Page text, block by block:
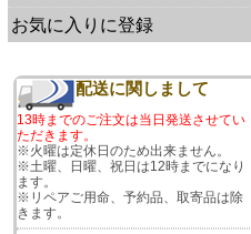
お気に入りに登録
配送に関しまして
13時までのご注文は当日発送させてい
ただきます。
※火曜は定休日のため出来ません。
※土曜、日曜、祝日は12時までになり
ます。
※リペアご用命、予約品、取寄品は除
きます。